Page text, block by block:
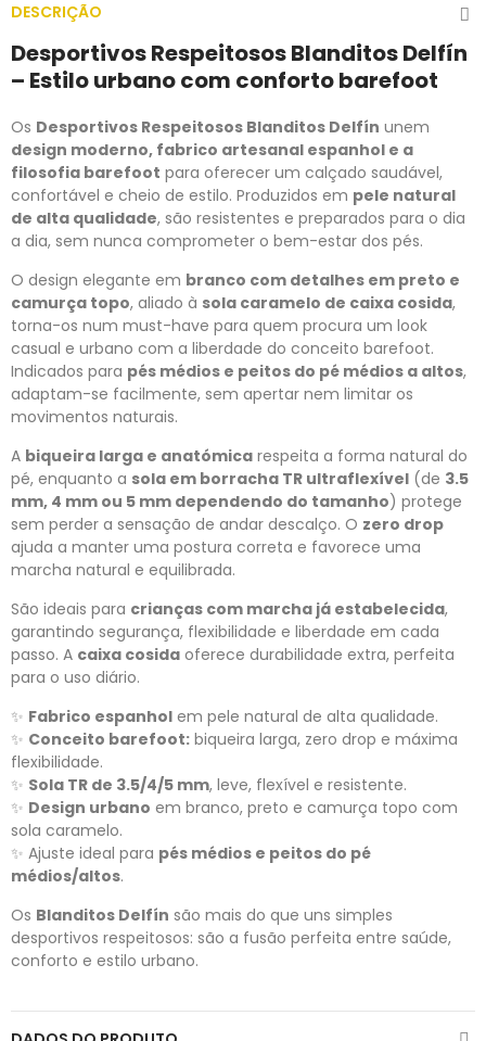
DESCRIÇÃO
Desportivos Respeitosos Blanditos Delfín
– Estilo urbano com conforto barefoot
Os Desportivos Respeitosos Blanditos Delfín unem
design moderno, fabrico artesanal espanhol e a
filosofia barefoot para oferecer um calçado saudável,
confortável e cheio de estilo. Produzidos em pele natural
de alta qualidade, são resistentes e preparados para o dia
a dia, sem nunca comprometer o bem-estar dos pés.
O design elegante em branco com detalhes em preto e
camurça topo, aliado à sola caramelo de caixa cosida,
torna-os num must-have para quem procura um look
casual e urbano com a liberdade do conceito barefoot.
Indicados para pés médios e peitos do pé médios a altos,
adaptam-se facilmente, sem apertar nem limitar os
movimentos naturais.
A biqueira larga e anatómica respeita a forma natural do
pé, enquanto a sola em borracha TR ultraflexível (de 3.5
mm, 4 mm ou 5 mm dependendo do tamanho) protege
sem perder a sensação de andar descalço. O zero drop
ajuda a manter uma postura correta e favorece uma
marcha natural e equilibrada.
São ideais para crianças com marcha já estabelecida,
garantindo segurança, flexibilidade e liberdade em cada
passo. A caixa cosida oferece durabilidade extra, perfeita
para o uso diário.
✨ Fabrico espanhol em pele natural de alta qualidade.
✨ Conceito barefoot: biqueira larga, zero drop e máxima
flexibilidade.
✨ Sola TR de 3.5/4/5 mm, leve, flexível e resistente.
✨ Design urbano em branco, preto e camurça topo com
sola caramelo.
✨ Ajuste ideal para pés médios e peitos do pé
médios/altos.
Os Blanditos Delfín são mais do que uns simples
desportivos respeitosos: são a fusão perfeita entre saúde,
conforto e estilo urbano.